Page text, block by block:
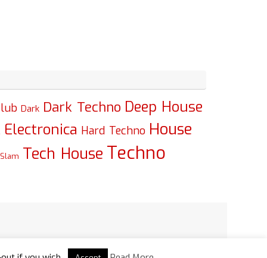
Dark Dark Techno Deep House
Electronica Hard Techno House
Slam Tech House Techno
Powered by